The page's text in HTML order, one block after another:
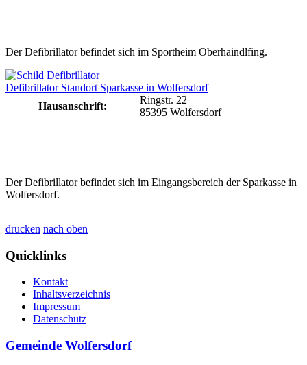
Der Defibrillator befindet sich im Sportheim Oberhaindlfing.
Defibrillator Standort Sparkasse in Wolfersdorf
Hausanschrift:
Ringstr. 22
85395 Wolfersdorf
Der Defibrillator befindet sich im Eingangsbereich der Sparkasse in
Wolfersdorf.
drucken nach oben
Quicklinks
Kontakt
Inhaltsverzeichnis
Impressum
Datenschutz
Gemeinde Wolfersdorf